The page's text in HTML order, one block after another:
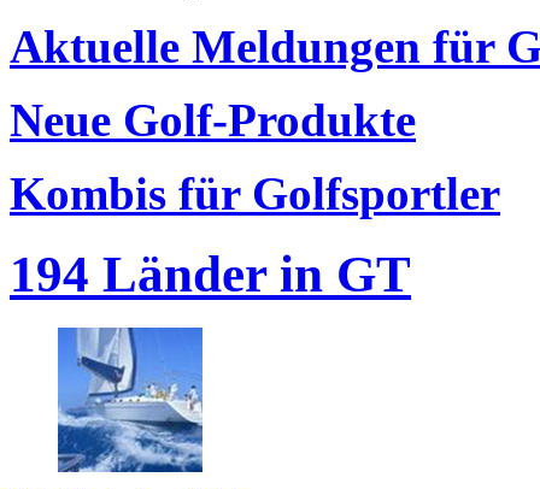
Aktuelle Meldungen für
Neue Golf-Produkte
Kombis für Golfsportler
194 Länder in GT